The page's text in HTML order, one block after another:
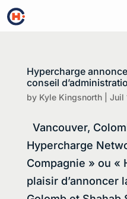
Hypercharge
conseil
by Kyle Kingsnorth| Juil
Vancouver,
Hypercharge
Compagnie » ou «
plaisir d’annoncer